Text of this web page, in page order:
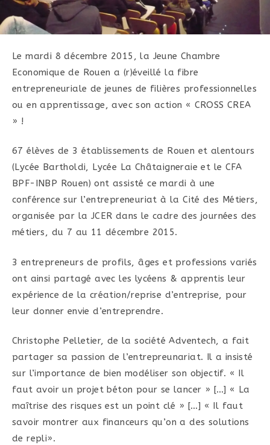
Le mardi 8 décembre 2015, la Jeune Chambre
Economique de Rouen a (r)éveillé la fibre
entrepreneuriale de jeunes de filières professionnelles
ou en apprentissage, avec son action « CROSS CREA
» !
67 élèves de 3 établissements de Rouen et alentours
(Lycée Bartholdi, Lycée La Châtaigneraie et le CFA
BPF-INBP Rouen) ont assisté ce mardi à une
conférence sur l’entrepreneuriat à la Cité des Métiers,
organisée par la JCER dans le cadre des journées des
métiers, du 7 au 11 décembre 2015.
3 entrepreneurs de profils, âges et professions variés
ont ainsi partagé avec les lycéens & apprentis leur
expérience de la création/reprise d’entreprise, pour
leur donner envie d’entreprendre.
Christophe Pelletier, de la société Adventech, a fait
partager sa passion de l’entrepreunariat. Il a insisté
sur l’importance de bien modéliser son objectif. « Il
faut avoir un projet béton pour se lancer » […] « La
maîtrise des risques est un point clé » […] « Il faut
savoir montrer aux financeurs qu’on a des solutions
de repli».